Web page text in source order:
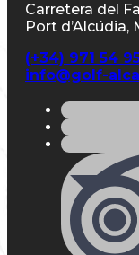
Carretera del
Port d’Alcúdia,
(+34) 971 54
info@golf-